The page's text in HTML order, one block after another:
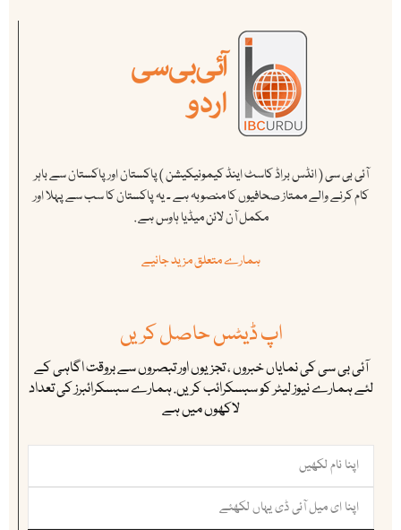
آئی بی سی ( انڈس براڈ کاسٹ اینڈ کیمونیکیشن ) پاکستان اور پاکستان سے باہر
کام کرنے والے ممتاز صحافیوں کا منصوبہ ہے ۔ یہ پاکستان کا سب سے پہلا اور
مکمل آن لائن میڈیا ہاوس ہے .
ہمارے متعلق مزید جانیے
اپ ڈیٹس حاصل کریں
آئی بی سی کی نمایاں خبروں ، تجزیوں اور تبصروں سے بروقت اگاہی کے
لئے ہمارے نیوز لیٹر کو سبسکرائب کریں. ہمارے سبسکرائبرز کی تعداد
لاکھوں میں ہے